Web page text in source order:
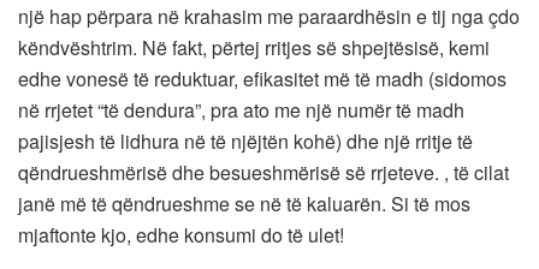
një hap përpara në krahasim me paraardhësin e tij nga çdo
këndvështrim. Në fakt, përtej rritjes së shpejtësisë, kemi
edhe vonesë të reduktuar, efikasitet më të madh (sidomos
në rrjetet “të dendura”, pra ato me një numër të madh
pajisjesh të lidhura në të njëjtën kohë) dhe një rritje të
qëndrueshmërisë dhe besueshmërisë së rrjeteve. , të cilat
janë më të qëndrueshme se në të kaluarën. Si të mos
mjaftonte kjo, edhe konsumi do të ulet!